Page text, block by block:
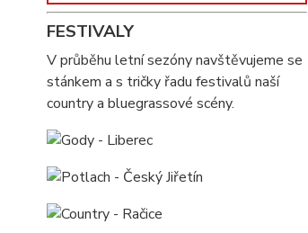
FESTIVALY
V průběhu letní sezóny navštěvujeme se
stánkem a s tričky řadu festivalů naší
country a bluegrassové scény.